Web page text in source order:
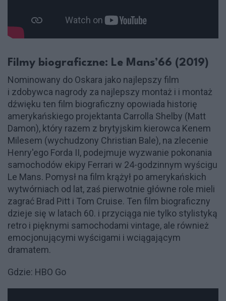
Filmy biograficzne: Le Mans’66 (2019)
Nominowany do Oskara jako najlepszy film
i zdobywca nagrody za najlepszy montaż i i montaż
dźwięku ten film biograficzny opowiada historię
amerykańskiego projektanta Carrolla Shelby (Matt
Damon), który razem z brytyjskim kierowca Kenem
Milesem (wychudzony Christian Bale), na zlecenie
Henry'ego Forda II, podejmuje wyzwanie pokonania
samochodów ekipy Ferrari w 24-godzinnym wyścigu
Le Mans. Pomysł na film krążył po amerykańskich
wytwórniach od lat, zaś pierwotnie główne role mieli
zagrać Brad Pitt i Tom Cruise. Ten film biograficzny
dzieje się w latach 60. i przyciąga nie tylko stylistyką
retro i pięknymi samochodami vintage, ale również
emocjonującymi wyścigami i wciągającym
dramatem.
Gdzie: HBO Go